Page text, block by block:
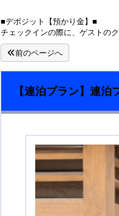
■デポジット【預かり金】■
チェックインの際に、ゲストの
前のページへ
【連泊プラン】連泊